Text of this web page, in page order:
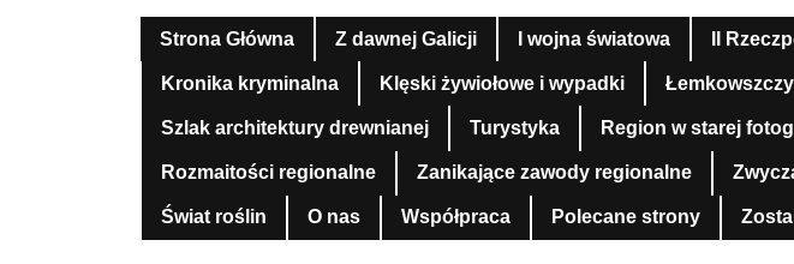
Strona Główna Z dawnej Galicji I wojna światowa II
Kronika kryminalna Klęski żywiołowe i wypadki
Szlak architektury drewnianej Turystyka Region w starej
Rozmaitości regionalne Zanikające zawody regionalne
Świat roślin O nas Współpraca Polecane strony